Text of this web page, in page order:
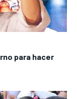
para hacer